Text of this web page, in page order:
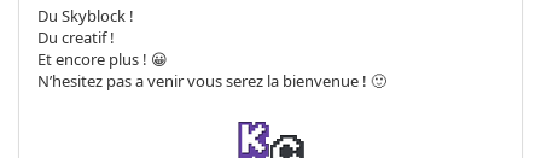
Du Skyblock !
Du creatif !
Et encore plus ! 😀
N’hesitez pas a venir vous serez la bienvenue ! 🙂